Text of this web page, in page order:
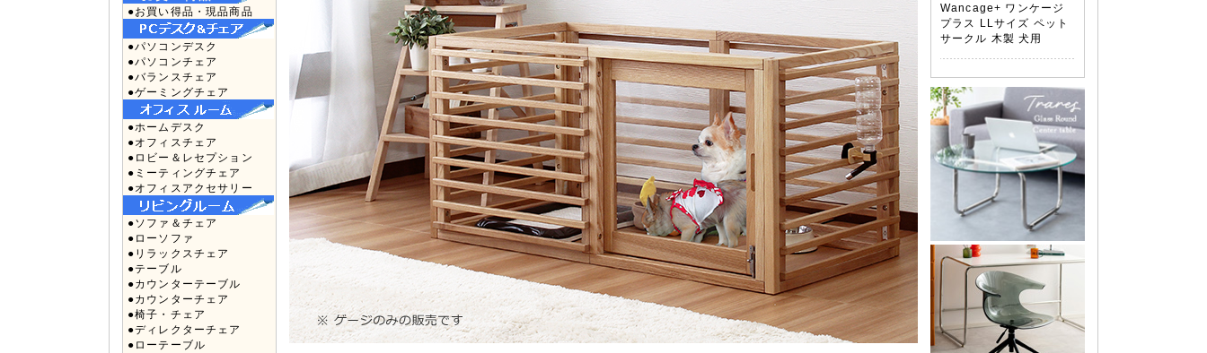
●お買い得品・現品商品
●パソコンデスク
●パソコンチェア
●バランスチェア
●ゲーミングチェア
●ホームデスク
●オフィスチェア
●ロビー＆レセプション
●ミーティングチェア
●オフィスアクセサリー
●ソファ＆チェア
●ローソファ
●リラックスチェア
●テーブル
●カウンターテーブル
●カウンターチェア
●椅子・チェア
●ディレクターチェア
●ローテーブル
Wancage+ ワンケージ
プラス LLサイズ ペット
サークル 木製 犬用